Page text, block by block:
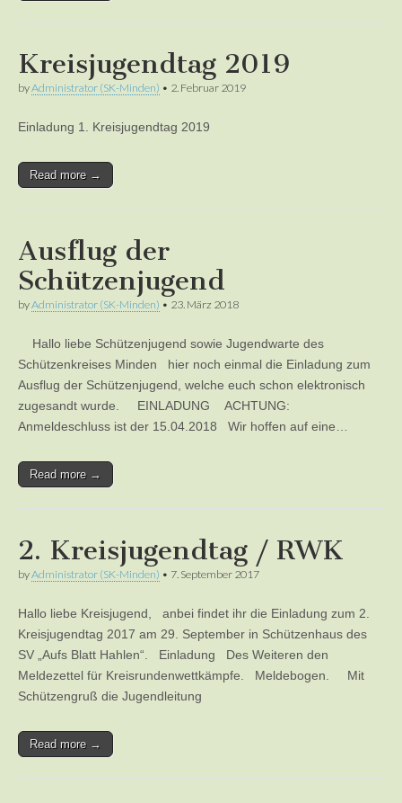
Kreisjugendtag 2019
byAdministrator (SK-Minden) • 2. Februar 2019
Einladung 1. Kreisjugendtag 2019
Read more →
Ausflug der
Schützenjugend
byAdministrator (SK-Minden) • 23. März 2018
Hallo liebe Schützenjugend sowie Jugendwarte des
Schützenkreises Minden hier noch einmal die Einladung zum
Ausflug der Schützenjugend, welche euch schon elektronisch
zugesandt wurde. EINLADUNG ACHTUNG:
Anmeldeschluss ist der 15.04.2018 Wir hoffen auf eine…
Read more →
2. Kreisjugendtag / RWK
byAdministrator (SK-Minden) • 7. September 2017
Hallo liebe Kreisjugend, anbei findet ihr die Einladung zum 2.
Kreisjugendtag 2017 am 29. September in Schützenhaus des
SV „Aufs Blatt Hahlen“. Einladung Des Weiteren den
Meldezettel für Kreisrundenwettkämpfe. Meldebogen. Mit
Schützengruß die Jugendleitung
Read more →